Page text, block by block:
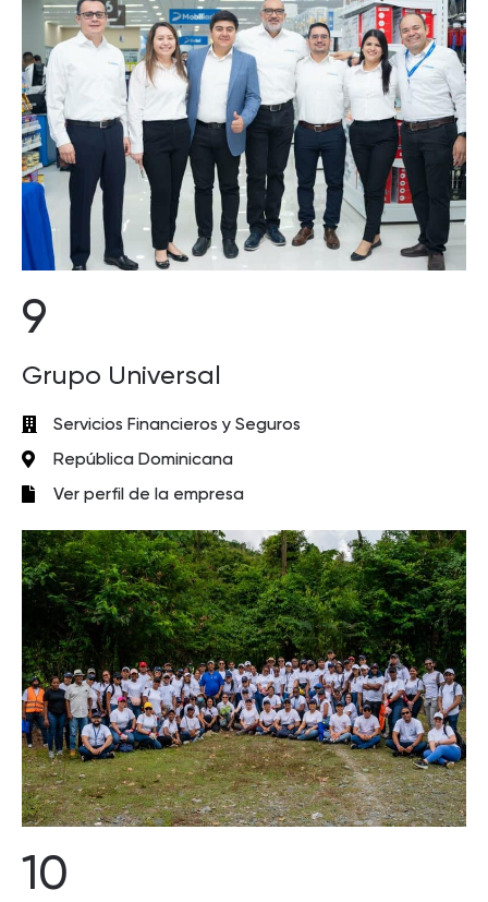
9
Grupo Universal
Servicios Financieros y Seguros
República Dominicana
Ver perfil de la empresa
10